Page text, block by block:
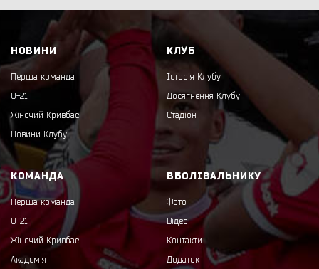
НОВИНИ
Перша команда
U-21
Жіночий Кривбас
Новини Клубу
КЛУБ
Історія Клубу
Досягнення Клубу
Стадіон
КОМАНДА
Перша команда
U-21
Жіночий Кривбас
Академія
ВБОЛІВАЛЬНИКУ
Фото
Відео
Контакти
Додаток